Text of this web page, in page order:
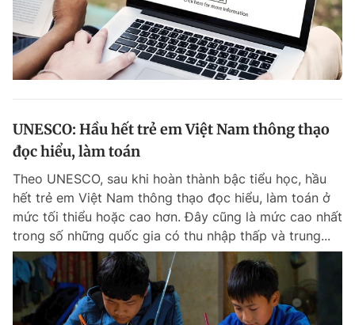
Sản phẩm khác
Tiện ích Bạn cần biết
Đọc Thanh Niên trên điện thoại
Theo dõi báo trên
UNESCO: Hầu hết trẻ em Việt Nam thông thạo
đọc hiểu, làm toán
Theo UNESCO, sau khi hoàn thành bậc tiểu học, hầu
hết trẻ em Việt Nam thông thạo đọc hiểu, làm toán ở
mức tối thiểu hoặc cao hơn. Đây cũng là mức cao nhất
trong số những quốc gia có thu nhập thấp và trung...